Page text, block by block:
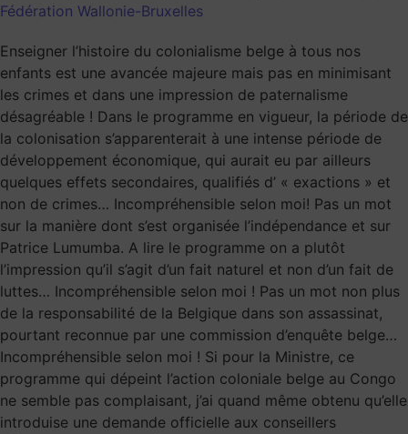
Fédération Wallonie-Bruxelles
Enseigner l’histoire du colonialisme belge à tous nos
enfants est une avancée majeure mais pas en minimisant
les crimes et dans une impression de paternalisme
désagréable ! Dans le programme en vigueur, la période de
la colonisation s’apparenterait à une intense période de
développement économique, qui aurait eu par ailleurs
quelques effets secondaires, qualifiés d’ « exactions » et
non de crimes… Incompréhensible selon moi! Pas un mot
sur la manière dont s’est organisée l’indépendance et sur
Patrice Lumumba. A lire le programme on a plutôt
l’impression qu’il s’agit d’un fait naturel et non d’un fait de
luttes… Incompréhensible selon moi ! Pas un mot non plus
de la responsabilité de la Belgique dans son assassinat,
pourtant reconnue par une commission d’enquête belge…
Incompréhensible selon moi ! Si pour la Ministre, ce
programme qui dépeint l’action coloniale belge au Congo
ne semble pas complaisant, j’ai quand même obtenu qu’elle
introduise une demande officielle aux conseillers